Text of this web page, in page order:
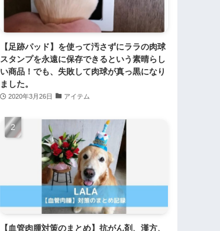
【足跡パッド】を使って汚さずにララの肉球
スタンプを永遠に保存できるという素晴らし
い商品！でも、失敗して肉球が真っ黒になり
ました。
2020年3月26日 アイテム
【血管肉腫対策のまとめ】抗がん剤、漢方、